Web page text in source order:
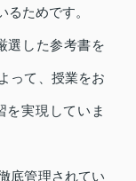
るためです。
選した参考書を
って、授業をお
を実現していま
底管理されてい